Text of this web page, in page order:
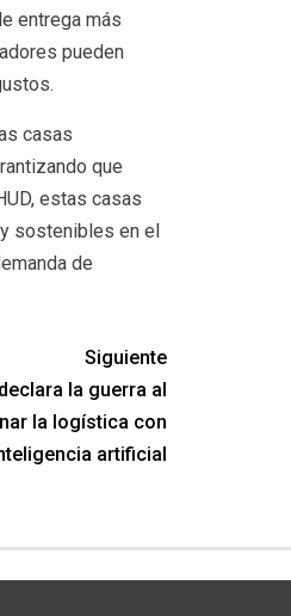
entrega más
pueden
casas
que
estas casas
sostenibles en el
de
Siguiente
la guerra al
la logística con
artificial